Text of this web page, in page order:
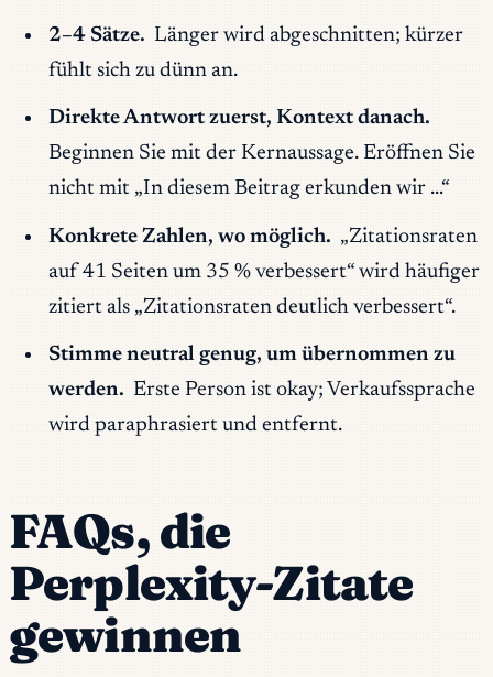
2–4 Sätze. Länger wird abgeschnitten; kürzer
fühlt sich zu dünn an.
Direkte Antwort zuerst, Kontext danach.
Beginnen Sie mit der Kernaussage. Eröffnen Sie
nicht mit „In diesem Beitrag erkunden wir …“
Konkrete Zahlen, wo möglich. „Zitationsraten
auf 41 Seiten um 35 % verbessert“ wird häufiger
zitiert als „Zitationsraten deutlich verbessert“.
Stimme neutral genug, um übernommen zu
werden. Erste Person ist okay; Verkaufssprache
wird paraphrasiert und entfernt.
FAQs, die
Perplexity-Zitate
gewinnen